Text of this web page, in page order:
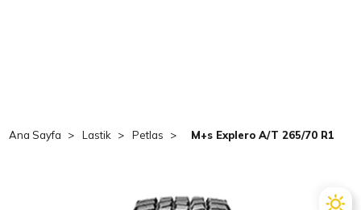
Ana Sayfa Lastik Petlas M+s Explero A/T 265/70 R15